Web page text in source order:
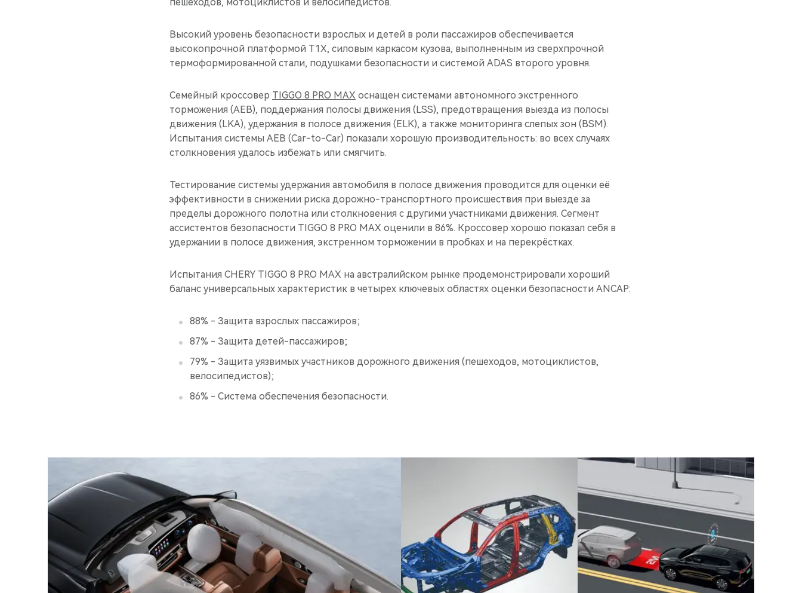
Высокий уровень безопасности взрослых и детей в роли пассажиров обеспечивается
высокопрочной платформой T1X, силовым каркасом кузова, выполненным из сверхпрочной
термоформированной стали, подушками безопасности и системой ADAS второго уровня.
Семейный кроссовер TIGGO 8 PRO MAX оснащен системами автономного экстренного
торможения (AEB), поддержания полосы движения (LSS), предотвращения выезда из полосы
движения (LKA), удержания в полосе движения (ELK), а также мониторинга слепых зон (BSM).
Испытания системы AEB (Car-to-Car) показали хорошую производительность: во всех случаях
столкновения удалось избежать или смягчить.
Тестирование системы удержания автомобиля в полосе движения проводится для оценки её
эффективности в снижении риска дорожно-транспортного происшествия при выезде за
пределы дорожного полотна или столкновения с другими участниками движения. Сегмент
ассистентов безопасности TIGGO 8 PRO MAX оценили в 86%. Кроссовер хорошо показал себя в
удержании в полосе движения, экстренном торможении в пробках и на перекрёстках.
Испытания CHERY TIGGO 8 PRO MAX на австралийском рынке продемонстрировали хороший
баланс универсальных характеристик в четырех ключевых областях оценки безопасности ANCAP:
88% - Защита взрослых пассажиров;
87% - Защита детей-пассажиров;
79% - Защита уязвимых участников дорожного движения (пешеходов, мотоциклистов,
велосипедистов);
86% - Система обеспечения безопасности.